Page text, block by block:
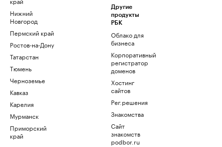
Нижний
Новгород
Пермский край
Ростов-на-Дону
Татарстан
Тюмень
Черноземье
Кавказ
Карелия
Мурманск
Приморский
край
Другие
продукты
РБК
Облако для
бизнеса
Корпоративный
регистратор
доменов
Хостинг
сайтов
Рег.решения
Знакомства
Сайт
знакомств
podbor.ru